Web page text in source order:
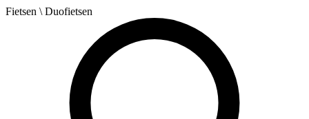
Fietsen \ Duofietsen